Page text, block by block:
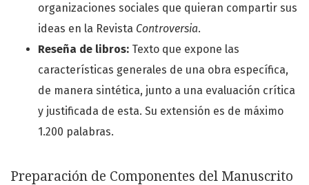
organizaciones sociales que quieran compartir sus
ideas en la Revista Controversia.
Reseña de libros: Texto que expone las
características generales de una obra específica,
de manera sintética, junto a una evaluación crítica
y justificada de esta. Su extensión es de máximo
1.200 palabras.
Preparación de Componentes del Manuscrito